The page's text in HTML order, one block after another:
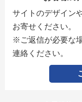
サイトのデザイン
お寄せください。
※ご返信が必要な
連絡ください。